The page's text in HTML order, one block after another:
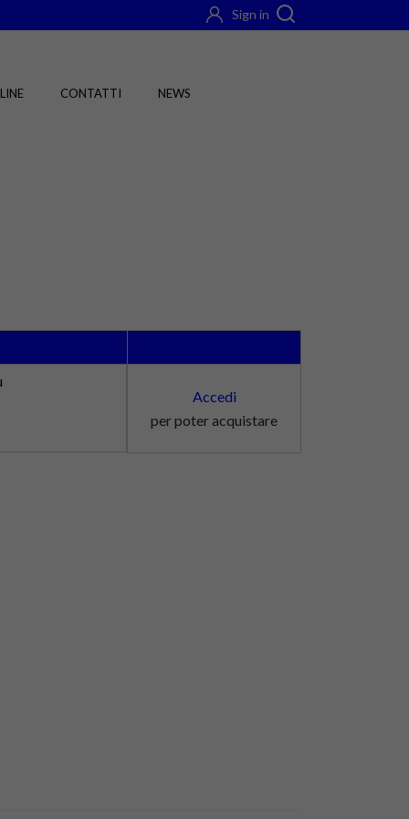
Sign in
CONTATTI NEWS
Accedi
per poter acquistare